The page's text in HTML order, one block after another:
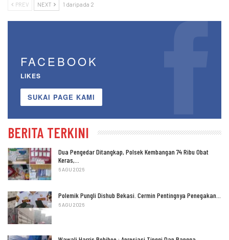
PREV NEXT 1 daripada 2
FACEBOOK
LIKES
SUKAI PAGE KAMI
BERITA TERKINI
Dua Pengedar Ditangkap, Polsek Kembangan 74 Ribu Obat
Keras,…
6 AGU 2026
Polemik Pungli Dishub Bekasi. Cermin Pentingnya Penegakan…
6 AGU 2026